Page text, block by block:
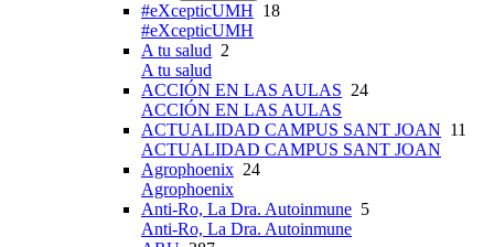
#eXcepticUMH 18
#eXcepticUMH
A tu salud 2
A tu salud
ACCIÓN EN LAS AULAS 24
ACCIÓN EN LAS AULAS
ACTUALIDAD CAMPUS SANT JOAN 11
ACTUALIDAD CAMPUS SANT JOAN
Agrophoenix 24
Agrophoenix
Anti-Ro, La Dra. Autoinmune 5
Anti-Ro, La Dra. Autoinmune